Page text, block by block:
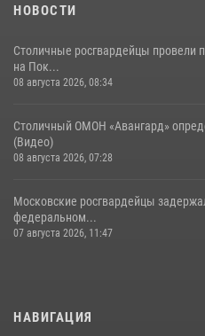
НОВОСТИ
Столичные росгвардейцы провели
на Пок...
08 августа 2026, 08:34
Столичный ОМОН «Авангард»
(Видео)
08 августа 2026, 07:28
Московские росгвардейцы
федеральном...
07 августа 2026, 11:47
НАВИГАЦИЯ